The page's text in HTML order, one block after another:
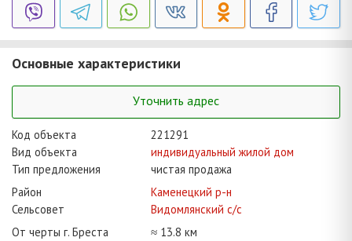
Основные характеристики
Уточнить адрес
Код объекта
221291
Вид объекта
индивидуальный жилой дом
Тип предложения
чистая продажа
Район
Каменецкий р-н
Сельсовет
Видомлянский с/с
От черты г. Бреста
≈ 13.8 км